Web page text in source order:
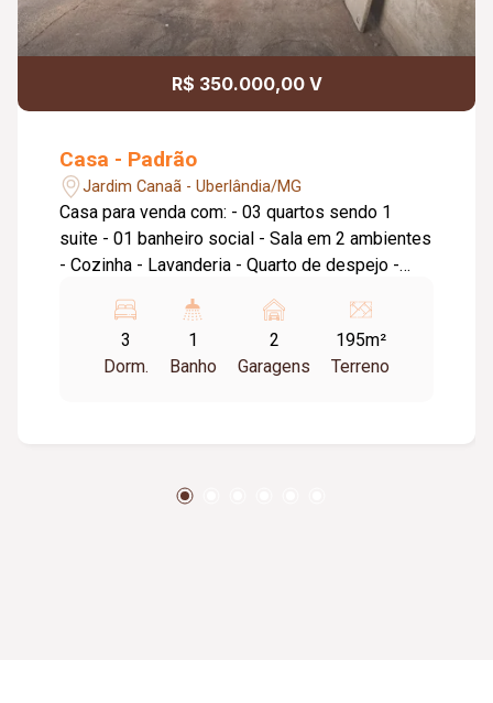
R$ 350.000,00 V
Casa - Padrão
Jardim Canaã - Uberlândia/MG
Casa para venda com: - 03 quartos sendo 1
suite - 01 banheiro social - Sala em 2 ambientes
- Cozinha - Lavanderia - Quarto de despejo -
3
Dorm.
1
Banho
2
Garagens
195m²
Terreno